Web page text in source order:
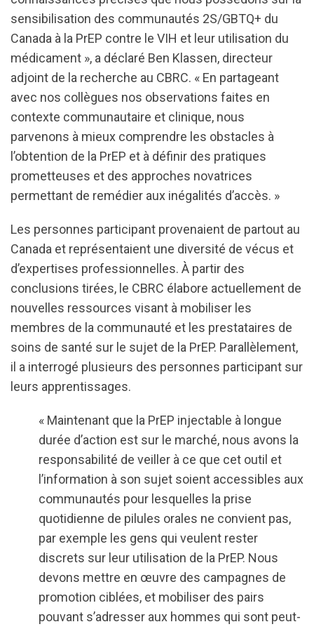
sensibilisation des communautés 2S/GBTQ+ du
Canada à la PrEP contre le VIH et leur utilisation du
médicament », a déclaré Ben Klassen, directeur
adjoint de la recherche au CBRC. « En partageant
avec nos collègues nos observations faites en
contexte communautaire et clinique, nous
parvenons à mieux comprendre les obstacles à
l’obtention de la PrEP et à définir des pratiques
prometteuses et des approches novatrices
permettant de remédier aux inégalités d’accès. »
Les personnes participant provenaient de partout au
Canada et représentaient une diversité de vécus et
d’expertises professionnelles. À partir des
conclusions tirées, le CBRC élabore actuellement de
nouvelles ressources visant à mobiliser les
membres de la communauté et les prestataires de
soins de santé sur le sujet de la PrEP. Parallèlement,
il a interrogé plusieurs des personnes participant sur
leurs apprentissages.
« Maintenant que la PrEP injectable à longue
durée d’action est sur le marché, nous avons la
responsabilité de veiller à ce que cet outil et
l’information à son sujet soient accessibles aux
communautés pour lesquelles la prise
quotidienne de pilules orales ne convient pas,
par exemple les gens qui veulent rester
discrets sur leur utilisation de la PrEP. Nous
devons mettre en œuvre des campagnes de
promotion ciblées, et mobiliser des pairs
pouvant s’adresser aux hommes qui sont peut-